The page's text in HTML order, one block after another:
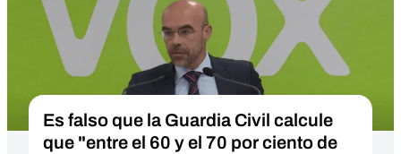
Es falso que la Guardia Civil calcule
que "entre el 60 y el 70 por ciento de